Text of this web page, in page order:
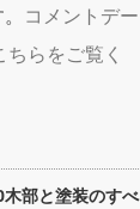
コメントデー
らをご覧く
部と塗装のすべ